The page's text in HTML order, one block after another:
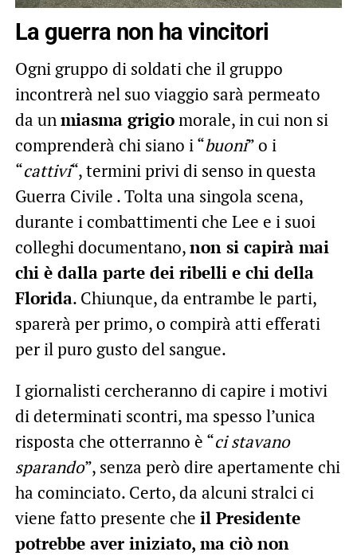
La guerra non ha vincitori
Ogni gruppo di soldati che il gruppo
incontrerà nel suo viaggio sarà permeato
da unmiasma grigiomorale, in cui non si
comprenderà chi siano i “buoni” o i
“cattivi“, termini privi di senso in questa
Guerra Civile . Tolta una singola scena,
durante i combattimenti che Lee e i suoi
colleghi documentano,non si capirà mai
chi è dalla parte dei ribelli e chi della
Florida. Chiunque, da entrambe le parti,
sparerà per primo, o compirà atti efferati
per il puro gusto del sangue.
I giornalisti cercheranno di capire i motivi
di determinati scontri, ma spesso l’unica
risposta che otterranno è “ci stavano
sparando”, senza però dire apertamente chi
ha cominciato. Certo, da alcuni stralci ci
viene fatto presente che il Presidente
potrebbe aver iniziato, ma ciò non